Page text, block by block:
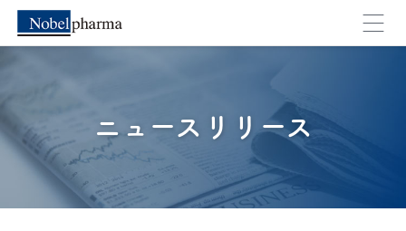
ニュースリリース